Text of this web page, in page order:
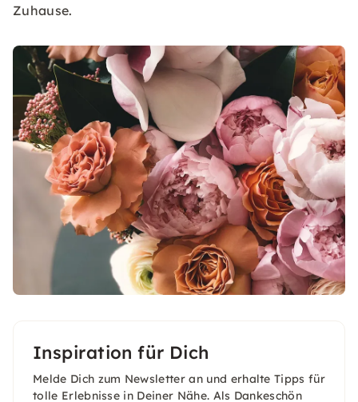
Zuhause.
Inspiration für Dich
Melde Dich zum Newsletter an und erhalte Tipps für
tolle Erlebnisse in Deiner Nähe. Als Dankeschön